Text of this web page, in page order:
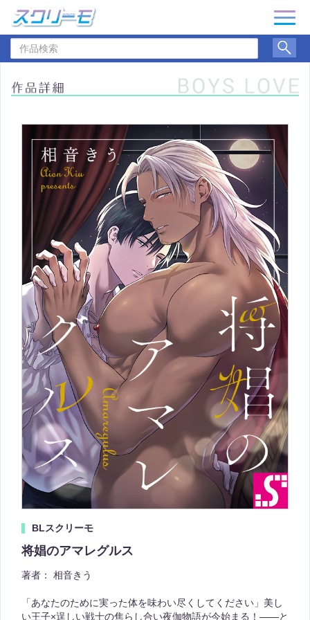
品
ナ
ゲ
ー
ョ
ン
BLスクリーモ
将娼のアマレグルス
著者： 相音きう
「あなたのために実った体を味わい尽くしてください」美し
い王子×逞しい戦士の焦らし合い夜伽物語が今始まる！――と